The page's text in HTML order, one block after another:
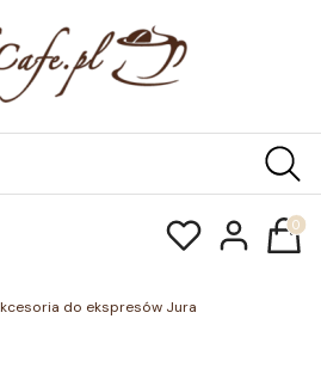
do ekspresów Jura